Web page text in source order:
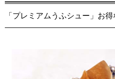
「プレミアムうふシュー」お